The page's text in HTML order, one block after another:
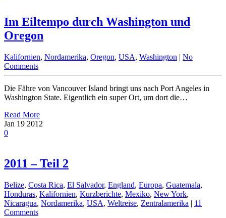
Im Eiltempo durch Washington und
Oregon
Kalifornien, Nordamerika, Oregon, USA, Washington | No
Comments
Die Fähre von Vancouver Island bringt uns nach Port Angeles in
Washington State. Eigentlich ein super Ort, um dort die…
Read More
Jan 19 2012
0
2011 – Teil 2
Belize, Costa Rica, El Salvador, England, Europa, Guatemala,
Honduras, Kalifornien, Kurzberichte, Mexiko, New York,
Nicaragua, Nordamerika, USA, Weltreise, Zentralamerika | 11
Comments